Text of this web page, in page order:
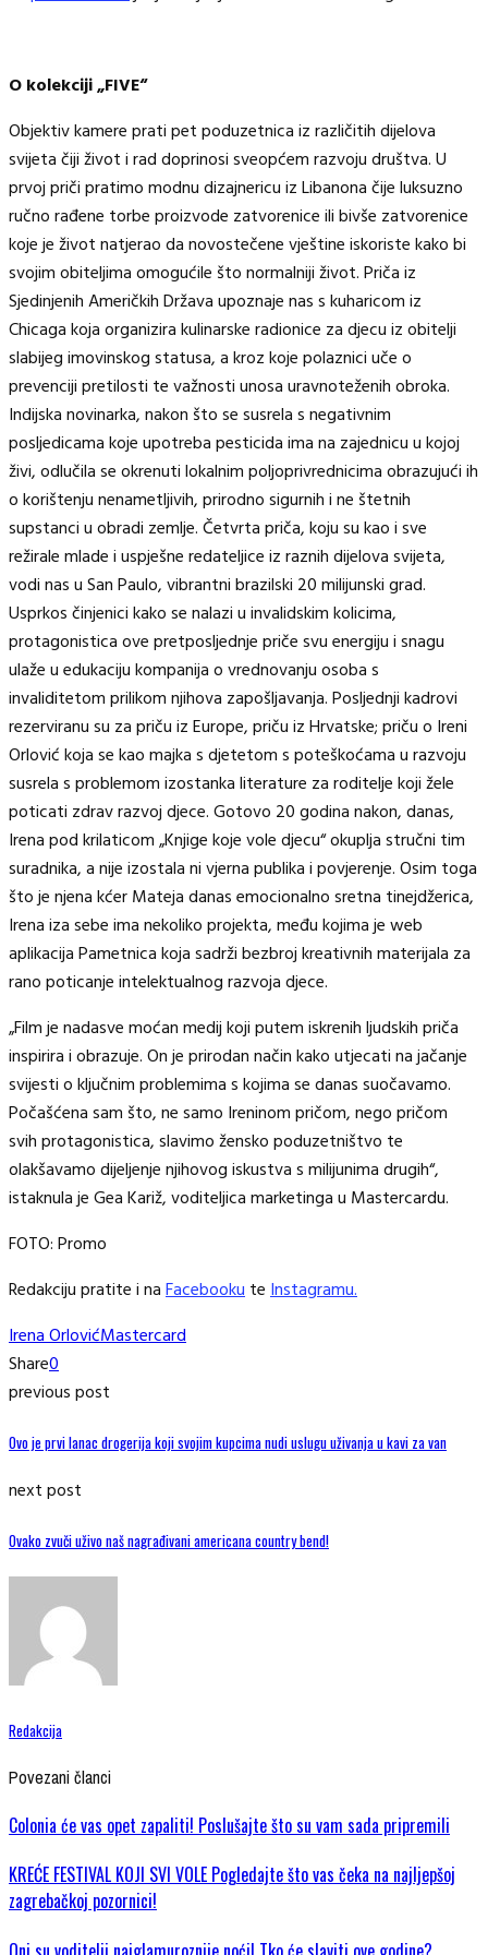
O kolekciji „FIVE“
Objektiv kamere prati pet poduzetnica iz različitih dijelova
svijeta čiji život i rad doprinosi sveopćem razvoju društva. U
prvoj priči pratimo modnu dizajnericu iz Libanona čije luksuzno
ručno rađene torbe proizvode zatvorenice ili bivše zatvorenice
koje je život natjerao da novostečene vještine iskoriste kako bi
svojim obiteljima omogućile što normalniji život. Priča iz
Sjedinjenih Američkih Država upoznaje nas s kuharicom iz
Chicaga koja organizira kulinarske radionice za djecu iz obitelji
slabijeg imovinskog statusa, a kroz koje polaznici uče o
prevenciji pretilosti te važnosti unosa uravnoteženih obroka.
Indijska novinarka, nakon što se susrela s negativnim
posljedicama koje upotreba pesticida ima na zajednicu u kojoj
živi, odlučila se okrenuti lokalnim poljoprivrednicima obrazujući ih
o korištenju nenametljivih, prirodno sigurnih i ne štetnih
supstanci u obradi zemlje. Četvrta priča, koju su kao i sve
režirale mlade i uspješne redateljice iz raznih dijelova svijeta,
vodi nas u San Paulo, vibrantni brazilski 20 milijunski grad.
Usprkos činjenici kako se nalazi u invalidskim kolicima,
protagonistica ove pretposljednje priče svu energiju i snagu
ulaže u edukaciju kompanija o vrednovanju osoba s
invaliditetom prilikom njihova zapošljavanja. Posljednji kadrovi
rezerviranu su za priču iz Europe, priču iz Hrvatske; priču o Ireni
Orlović koja se kao majka s djetetom s poteškoćama u razvoju
susrela s problemom izostanka literature za roditelje koji žele
poticati zdrav razvoj djece. Gotovo 20 godina nakon, danas,
Irena pod krilaticom „Knjige koje vole djecu“ okuplja stručni tim
suradnika, a nije izostala ni vjerna publika i povjerenje. Osim toga
što je njena kćer Mateja danas emocionalno sretna tinejdžerica,
Irena iza sebe ima nekoliko projekta, među kojima je web
aplikacija Pametnica koja sadrži bezbroj kreativnih materijala za
rano poticanje intelektualnog razvoja djece.
„Film je nadasve moćan medij koji putem iskrenih ljudskih priča
inspirira i obrazuje. On je prirodan način kako utjecati na jačanje
svijesti o ključnim problemima s kojima se danas suočavamo.
Počašćena sam što, ne samo Ireninom pričom, nego pričom
svih protagonistica, slavimo žensko poduzetništvo te
olakšavamo dijeljenje njihovog iskustva s milijunima drugih“,
istaknula je Gea Kariž, voditeljica marketinga u Mastercardu.
FOTO: Promo
Redakciju pratite i naFacebookuteInstagramu.
Irena OrlovićMastercard
Share0
previous post
Ovo je prvi lanac drogerija koji svojim kupcima nudi uslugu uživanja u kavi za van
next post
Ovako zvuči uživo naš nagrađivani americana country bend!
Redakcija
Povezani članci
Colonia će vas opet zapaliti! Poslušajte što su vam sada pripremili
KREĆE FESTIVAL KOJI SVI VOLE Pogledajte što vas čeka na najljepšoj
zagrebačkoj pozornici!